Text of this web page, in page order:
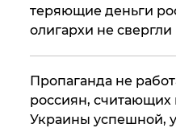
теряющие деньги
олигархи не
​Пропаганда не
россиян, считающих
Украины успешной,